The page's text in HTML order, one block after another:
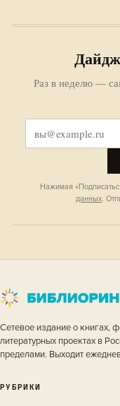
Раз в неделю —
Нажимая
данных.
Сетевое издание о книгах,
литературных проектах в
пределами. Выходит
РУБРИКИ